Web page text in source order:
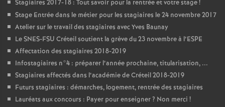
Stagiaires 2017-18 : Tout savoir pour la rentrée et votre stage!
Stage Entrée dans le métier pour les stagiaires le 24 novembre 2017
Atelier sur le travail des stagiaires avec Yves Baunay
LeSNES-FSU Créteil soutient la grève du 23 novembre à l’ESPE
Affectation des stagiaires 2018-2019
Infostagiaires n°4 : préparer l’année prochaine, titularisation, ...
Stagiaires affectés dans l’académie de Créteil 2018-2019
Futurs stagiaires : démarches, logement, rentrée des stagiaires
Lauréats aux concours : Payer pour enseigner? Non merci !